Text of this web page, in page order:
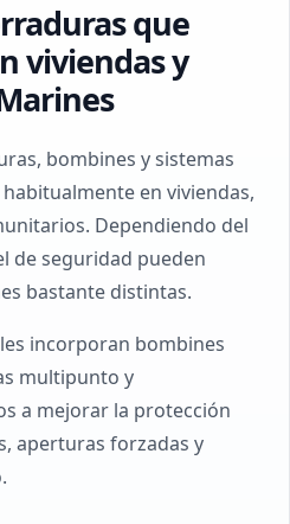
que
viviendas y
bombines y sistemas
en viviendas,
Dependiendo del
de seguridad pueden
bastante distintas.
incorporan bombines
multipunto y
a mejorar la protección
aperturas forzadas y